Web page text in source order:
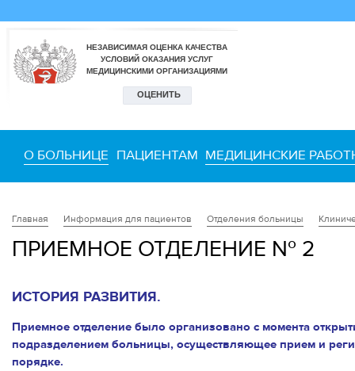
О БОЛЬНИЦЕ ПАЦИЕНТАМ МЕДИЦИНСКИЕ
Главная Информация для пациентов Отделения больницы
ПРИЕМНОЕ ОТДЕЛЕНИЕ № 2
ИСТОРИЯ РАЗВИТИЯ.
Приемное отделение было организовано с момента
подразделением больницы, осуществляющее прием и
порядке.